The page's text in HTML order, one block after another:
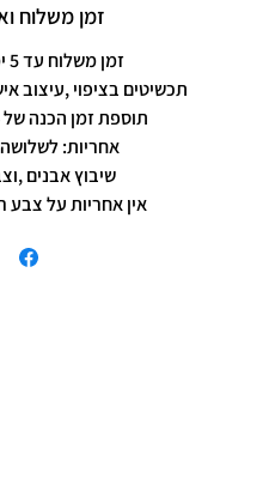
זמן משלוח
זמן משלוח עד 5 ימי עסקים
תכשיטים בציפוי ,עיצוב
תוספת זמן הכנה של 4 ימי עסקים.
אחריות:
שיבוץ אבנים
אין אחריות על צבע